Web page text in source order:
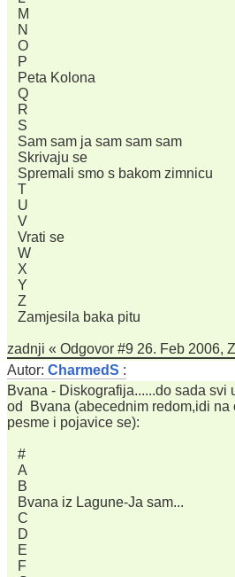
M
N
O
P
Peta Kolona
Q
R
S
Sam sam ja sam sam sam
Skrivaju se
Spremali smo s bakom zimnicu
T
U
V
Vrati se
W
X
Y
Z
Zamjesila baka pitu
zadnji « Odgovor #9 26. Feb 2006,
Autor: CharmedS :
Bvana - Diskografija......do sada svi
od Bvana (abecednim redom,idi na
pesme i pojavice se):
#
A
B
Bvana iz Lagune-Ja sam...
C
D
E
F